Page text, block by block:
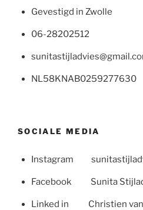
Gevestigd in Zwolle
06-28202512
NL58KNAB0259277630
SOCIALE MEDIA
Instagram
Facebook Sunita
Linked in Christien van